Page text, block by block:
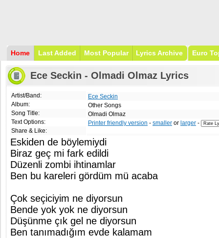
Home Last Added Most Popular Lyrics Archive Euro
Ece Seckin - Olmadi Olmaz Lyrics
Artist/Band:
Album:
Song Title:
Text Options:
Share & Like:
Ece Seckin
Other Songs
Olmadi Olmaz
Printer friendly version - smaller or larger -
Eskiden de böylemiydi
Biraz geç mi fark edildi
Düzenli zombi ihtinamlar
Ben bu kareleri gördüm mü acaba
Çok seçiciyim ne diyorsun
Bende yok yok ne diyorsun
Düşünme çık gel ne diyorsun
Ben tanımadığım evde kalamam